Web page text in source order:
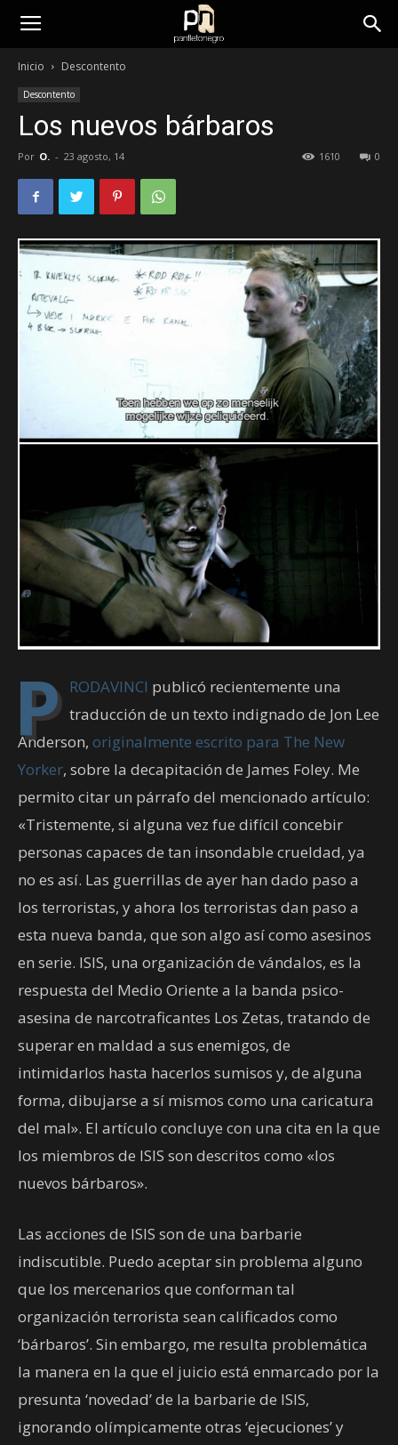
panfletonegro
Inicio Descontento
Descontento
Los nuevos bárbaros
Por O. - 23 agosto, 14 0
1610
P RODAVINCI publicó recientemente una
traducción de un texto indignado de Jon Lee
Anderson, originalmente escrito para The New
Yorker, sobre la decapitación de James Foley. Me
permito citar un párrafo del mencionado artículo:
«Tristemente, si alguna vez fue difícil concebir
personas capaces de tan insondable crueldad, ya
no es así. Las guerrillas de ayer han dado paso a
los terroristas, y ahora los terroristas dan paso a
esta nueva banda, que son algo así como asesinos
en serie. ISIS, una organización de vándalos, es la
respuesta del Medio Oriente a la banda psico-
asesina de narcotraficantes Los Zetas, tratando de
superar en maldad a sus enemigos, de
intimidarlos hasta hacerlos sumisos y, de alguna
forma, dibujarse a sí mismos como una caricatura
del mal». El artículo concluye con una cita en la que
los miembros de ISIS son descritos como «los
nuevos bárbaros».
Las acciones de ISIS son de una barbarie
indiscutible. Puedo aceptar sin problema alguno
que los mercenarios que conforman tal
organización terrorista sean calificados como
‘bárbaros’. Sin embargo, me resulta problemática
la manera en la que el juicio está enmarcado por la
presunta ‘novedad’ de la barbarie de ISIS,
ignorando olímpicamente otras ‘ejecuciones’ y